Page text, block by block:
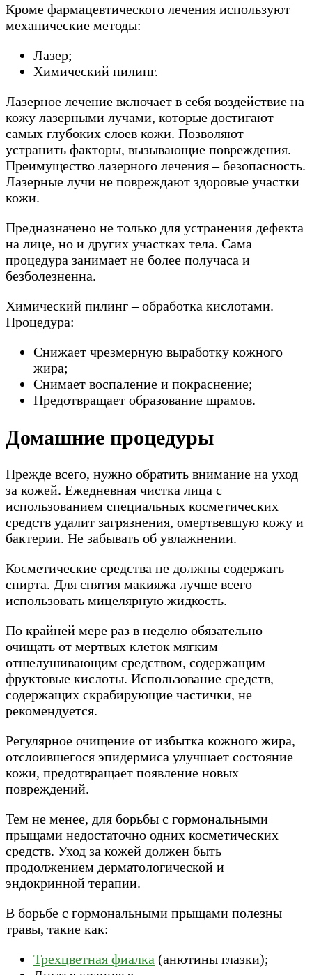
Кроме фармацевтического лечения используют
механические методы:
Лазер;
Химический пилинг.
Лазерное лечение включает в себя воздействие на
кожу лазерными лучами, которые достигают
самых глубоких слоев кожи. Позволяют
устранить факторы, вызывающие повреждения.
Преимущество лазерного лечения – безопасность.
Лазерные лучи не повреждают здоровые участки
кожи.
Предназначено не только для устранения дефекта
на лице, но и других участках тела. Сама
процедура занимает не более получаса и
безболезненна.
Химический пилинг – обработка кислотами.
Процедура:
Снижает чрезмерную выработку кожного
жира;
Снимает воспаление и покраснение;
Предотвращает образование шрамов.
Домашние процедуры
Прежде всего, нужно обратить внимание на уход
за кожей. Ежедневная чистка лица с
использованием специальных косметических
средств удалит загрязнения, омертвевшую кожу и
бактерии. Не забывать об увлажнении.
Косметические средства не должны содержать
спирта. Для снятия макияжа лучше всего
использовать мицелярную жидкость.
По крайней мере раз в неделю обязательно
очищать от мертвых клеток мягким
отшелушивающим средством, содержащим
фруктовые кислоты. Использование средств,
содержащих скрабирующие частички, не
рекомендуется.
Регулярное очищение от избытка кожного жира,
отслоившегося эпидермиса улучшает состояние
кожи, предотвращает появление новых
повреждений.
Тем не менее, для борьбы с гормональными
прыщами недостаточно одних косметических
средств. Уход за кожей должен быть
продолжением дерматологической и
эндокринной терапии.
В борьбе с гормональными прыщами полезны
травы, такие как:
Трехцветная фиалка (анютины глазки);